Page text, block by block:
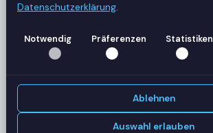
Status
CPU
Datenschutzerklärung.
Notwendig Präferenzen Statistiken
Ablehnen
Auswahl erlauben